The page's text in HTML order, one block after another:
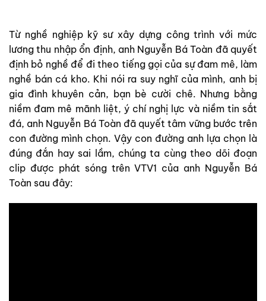
Từ nghề nghiệp kỹ sư xây dựng công trình với mức
lương thu nhập ổn định, anh Nguyễn Bá Toàn đã quyết
định bỏ nghề để đi theo tiếng gọi của sự đam mê, làm
nghề bán cá kho. Khi nói ra suy nghĩ của mình, anh bị
gia đình khuyên cản, bạn bè cười chê. Nhưng bằng
niềm đam mê mãnh liệt, ý chí nghị lực và niềm tin sắt
đá, anh Nguyễn Bá Toàn đã quyết tâm vững bước trên
con đường mình chọn. Vậy con đường anh lựa chọn là
đúng đắn hay sai lầm, chúng ta cùng theo dõi đoạn
clip được phát sóng trên VTV1 của anh Nguyễn Bá
Toàn sau đây: